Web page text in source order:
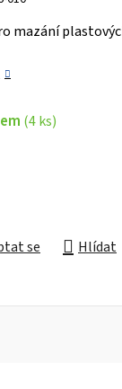
mazání
(4 ks)
se Hlídat